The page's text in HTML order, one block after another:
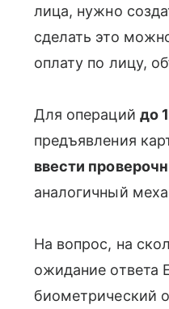
лица, нужно
сделать это
оплату по лицу,
Для операций до
предъявления
ввести
аналогичный
На вопрос, на
ожидание ответа
биометрический